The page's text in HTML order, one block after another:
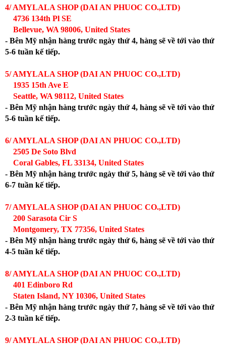
4/ AMYLALA SHOP (DAI AN PHUOC CO.,LTD)
4736 134th Pl SE
Bellevue, WA 98006, United States
- Bên Mỹ nhận hàng trước ngày thứ 4, hàng sẽ về tới vào thứ
5-6 tuần kế tiếp.
5/ AMYLALA SHOP (DAI AN PHUOC CO.,LTD)
1935 15th Ave E
Seattle, WA 98112, United States
- Bên Mỹ nhận hàng trước ngày thứ 4, hàng sẽ về tới vào thứ
5-6 tuần kế tiếp.
6/ AMYLALA SHOP (DAI AN PHUOC CO.,LTD)
2505 De Soto Blvd
Coral Gables, FL 33134, United States
- Bên Mỹ nhận hàng trước ngày thứ 5, hàng sẽ về tới vào thứ
6-7 tuần kế tiếp.
7/ AMYLALA SHOP (DAI AN PHUOC CO.,LTD)
200 Sarasota Cir S
Montgomery, TX 77356, United States
- Bên Mỹ nhận hàng trước ngày thứ 6, hàng sẽ về tới vào thứ
4-5 tuần kế tiếp.
8/ AMYLALA SHOP (DAI AN PHUOC CO.,LTD)
401 Edinboro Rd
Staten Island, NY 10306, United States
- Bên Mỹ nhận hàng trước ngày thứ 7, hàng sẽ về tới vào thứ
2-3 tuần kế tiếp.
9/ AMYLALA SHOP (DAI AN PHUOC CO.,LTD)